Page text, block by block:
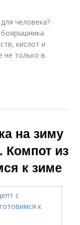
человека?
кислот и
не только в
на зиму
Компот из
к зиме